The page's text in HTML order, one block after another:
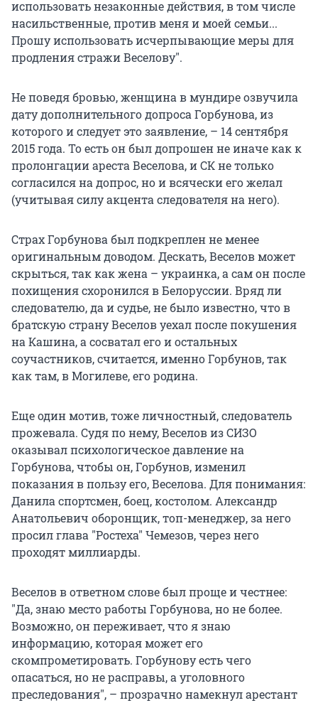
использовать незаконные действия, в том числе
насильственные, против меня и моей семьи...
Прошу использовать исчерпывающие меры для
продления стражи Веселову".
Не поведя бровью, женщина в мундире озвучила
дату дополнительного допроса Горбунова, из
которого и следует это заявление, – 14 сентября
2015 года. То есть он был допрошен не иначе как к
пролонгации ареста Веселова, и СК не только
согласился на допрос, но и всячески его желал
(учитывая силу акцента следователя на него).
Страх Горбунова был подкреплен не менее
оригинальным доводом. Дескать, Веселов может
скрыться, так как жена – украинка, а сам он после
похищения схоронился в Белоруссии. Вряд ли
следователю, да и судье, не было известно, что в
братскую страну Веселов уехал после покушения
на Кашина, а сосватал его и остальных
соучастников, считается, именно Горбунов, так
как там, в Могилеве, его родина.
Еще один мотив, тоже личностный, следователь
прожевала. Судя по нему, Веселов из СИЗО
оказывал психологическое давление на
Горбунова, чтобы он, Горбунов, изменил
показания в пользу его, Веселова. Для понимания:
Данила спортсмен, боец, костолом. Александр
Анатольевич оборонщик, топ-менеджер, за него
просил глава "Ростеха" Чемезов, через него
проходят миллиарды.
Веселов в ответном слове был проще и честнее:
"Да, знаю место работы Горбунова, но не более.
Возможно, он переживает, что я знаю
информацию, которая может его
скомпрометировать. Горбунову есть чего
опасаться, но не расправы, а уголовного
преследования", – прозрачно намекнул арестант